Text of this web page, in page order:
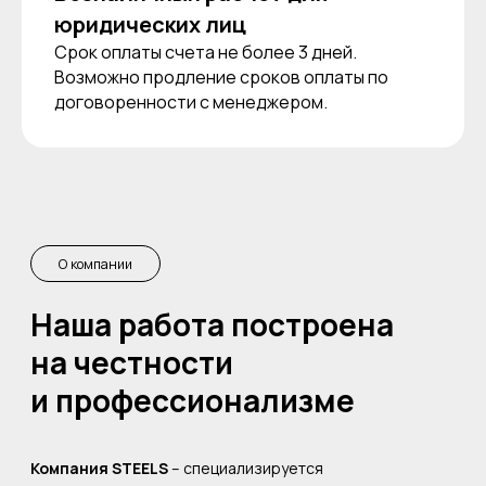
юридических лиц
Срок оплаты счета не более 3 дней.
Возможно продление сроков оплаты по
договоренности с менеджером.
Доставка
Процесс
с нами очень прост:
Вы оставляете
заявку 1